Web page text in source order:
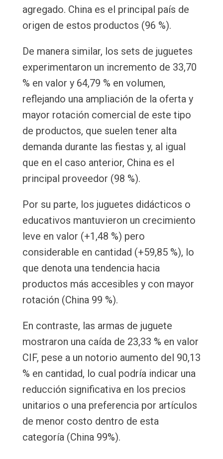
agregado. China es el principal país de
origen de estos productos (96 %).
De manera similar, los sets de juguetes
experimentaron un incremento de 33,70
% en valor y 64,79 % en volumen,
reflejando una ampliación de la oferta y
mayor rotación comercial de este tipo
de productos, que suelen tener alta
demanda durante las fiestas y, al igual
que en el caso anterior, China es el
principal proveedor (98 %).
Por su parte, los juguetes didácticos o
educativos mantuvieron un crecimiento
leve en valor (+1,48 %) pero
considerable en cantidad (+59,85 %), lo
que denota una tendencia hacia
productos más accesibles y con mayor
rotación (China 99 %).
En contraste, las armas de juguete
mostraron una caída de 23,33 % en valor
CIF, pese a un notorio aumento del 90,13
% en cantidad, lo cual podría indicar una
reducción significativa en los precios
unitarios o una preferencia por artículos
de menor costo dentro de esta
categoría (China 99%).